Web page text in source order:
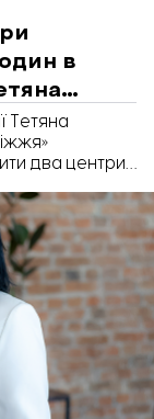
в
Тетяна
два центри
важче через
на просування,
місті